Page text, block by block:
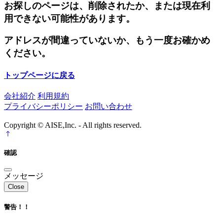
お探しのページは、削除されたか、または現在利
用できない可能性があります。
アドレスが間違っていないか、もう一度お確かめ
ください。
トップページに戻る
会社紹介 利用規約
プライバシーポリシー お問い合わせ
Copyright © AISE,Inc. - All rights reserved.
確認
メッセージ
Close
警告！！